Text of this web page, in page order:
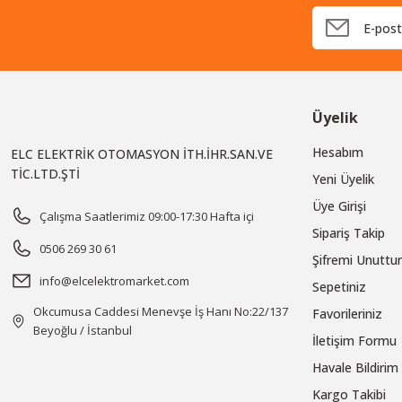
ELC ELEKTRİK OTOMASYON İTH.İHR.SAN.VE
TİC.LTD.ŞTİ
Çalışma Saatlerimiz 09:00-17:30 Hafta içi
0506 269 30 61
info@elcelektromarket.com
Okcumusa Caddesi Menevşe İş Hanı No:22/137
Beyoğlu / İstanbul
Üyelik
Hesabım
Yeni Üyelik
Üye Girişi
Sipariş Takip
Şifremi
Sepetiniz
Favorileriniz
İletişim Formu
Havale
Kargo Takibi